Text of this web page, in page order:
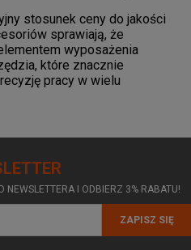
stosunek ceny do jakości
sprawiają, że
wyposażenia
które znacznie
pracy w wielu
NEWSLETTERA I ODBIERZ 3% RABATU!
ZAPISZ SIĘ